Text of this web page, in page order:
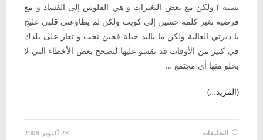
بسنه ) ولكن مع بعض التغيرات و هي الفلوس إلى الفساد و مع
فرضية تغير كلمة حسين إلى كويت ولكن لم يطاوعني قلبي عليج
يا ديرتي الغالية ولكن ما باليد حيلة فحين تحب و تغار على بلدك
في كثير من الأوقات قد تقسو عليها لتصحح بعض الأخطاء التي لا
يخلو منها أي مجتمع …
(المزيد…)
التعليقات 28 أكتوبر 2009